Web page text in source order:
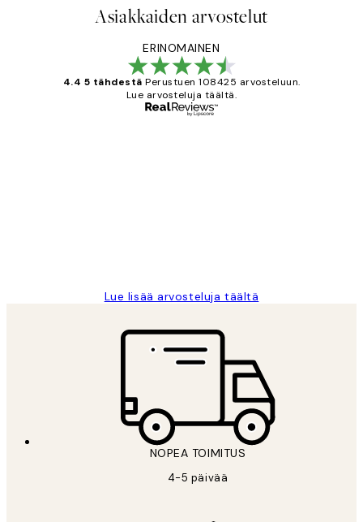
Asiakkaiden arvostelut
ERINOMAINEN
4.4 5 tähdestä Perustuen 108425 arvosteluun.
Lue arvosteluja täältä.
Lue lisää arvosteluja täältä
NOPEA TOIMITUS
4-5 päivää